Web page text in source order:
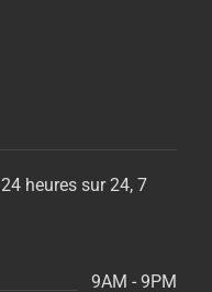
heures sur 24, 7
9AM - 9PM